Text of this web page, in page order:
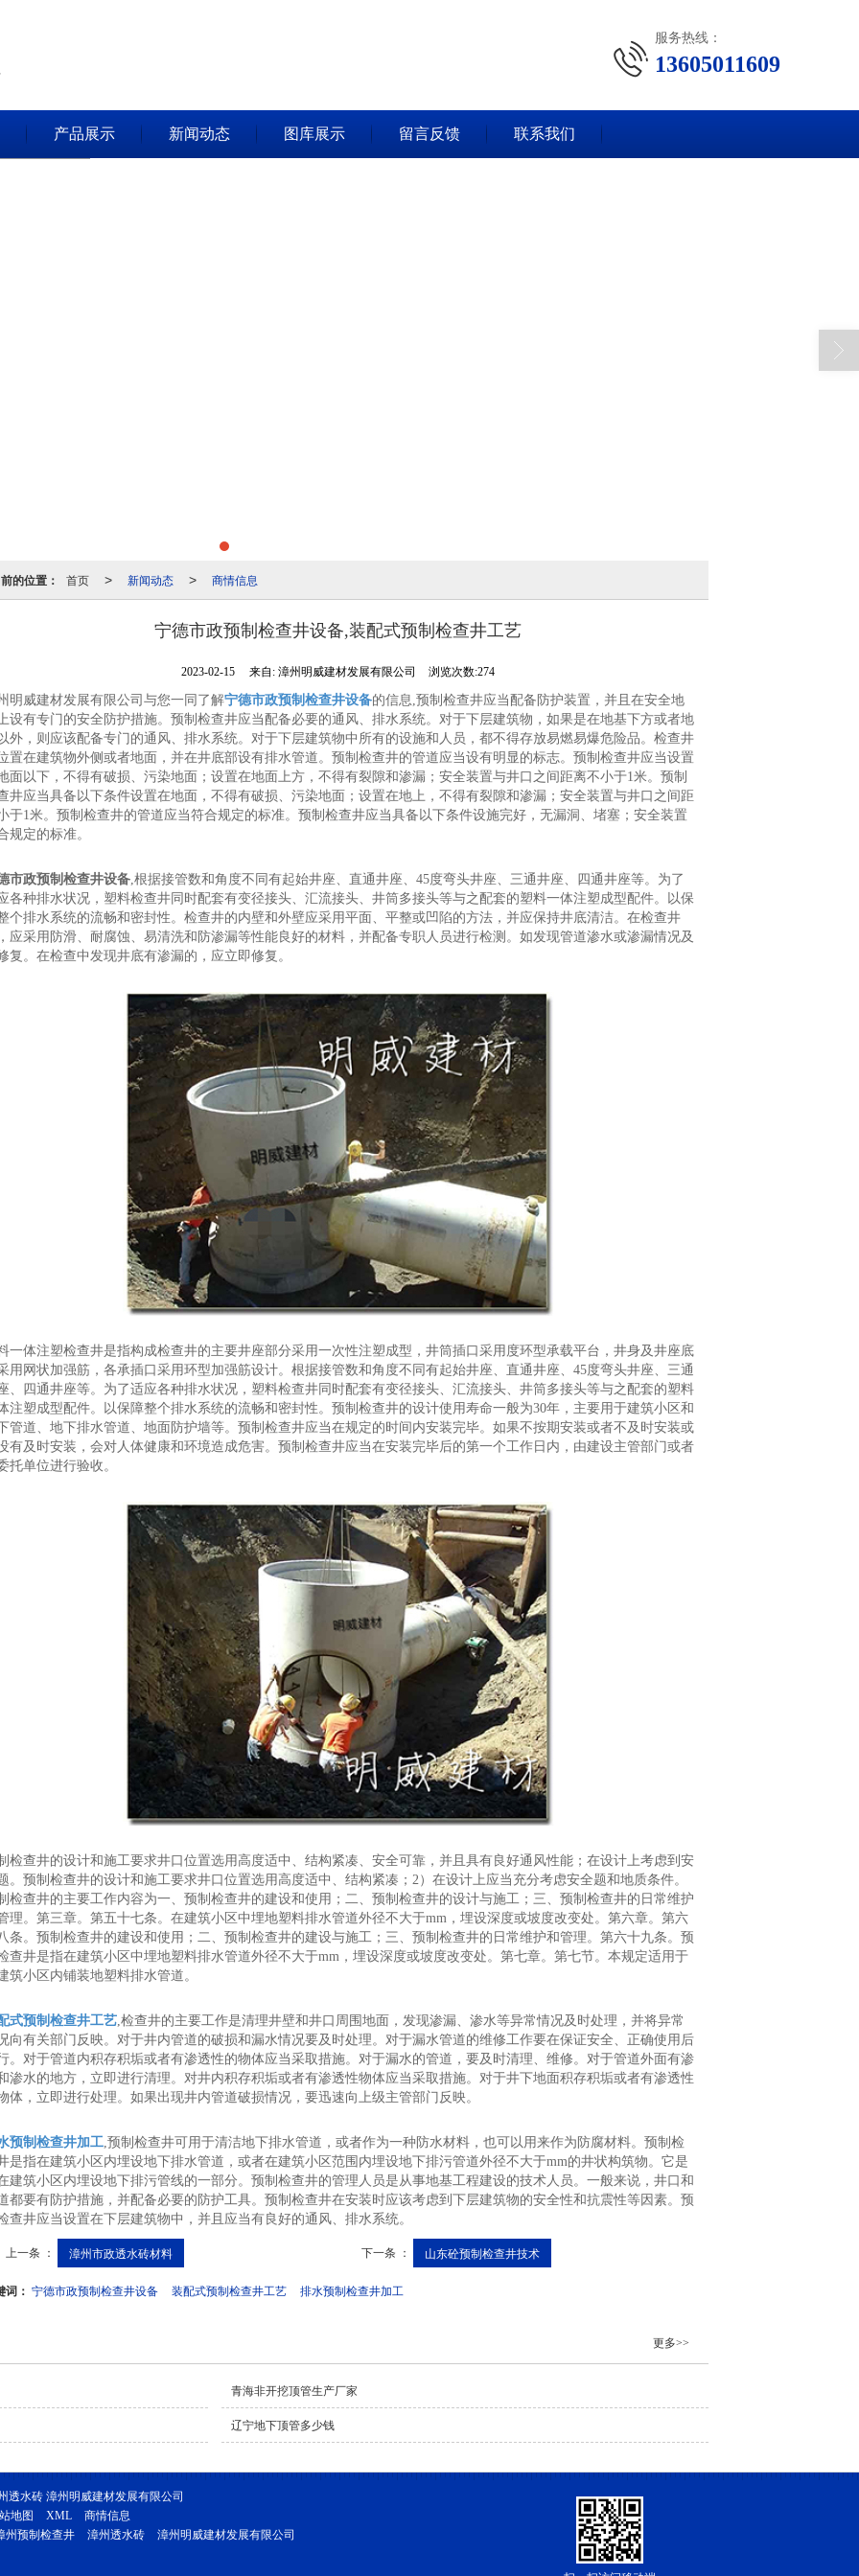
服务热线：
13605011609
产品展示 新闻动态 图库展示 留言反馈 联系我们
的位置： 首页 > 新闻动态 > 商情信息
宁德市政预制检查井设备,装配式预制检查井工艺
2023-02-15 来自:漳州明威建材发展有限公司 浏览次数:274
明威建材发展有限公司与您一同了解宁德市政预制检查井设备的信息,预制检查井应当配备防护装置，并且在安全地
设有专门的安全防护措施。预制检查井应当配备必要的通风、排水系统。对于下层建筑物，如果是在地基下方或者地
外，则应该配备专门的通风、排水系统。对于下层建筑物中所有的设施和人员，都不得存放易燃易爆危险品。检查井
置在建筑物外侧或者地面，并在井底部设有排水管道。预制检查井的管道应当设有明显的标志。预制检查井应当设置
面以下，不得有破损、污染地面；设置在地面上方，不得有裂隙和渗漏；安全装置与井口之间距离不小于1米。预制
井应当具备以下条件设置在地面，不得有破损、污染地面；设置在地上，不得有裂隙和渗漏；安全装置与井口之间距
于1米。预制检查井的管道应当符合规定的标准。预制检查井应当具备以下条件设施完好，无漏洞、堵塞；安全装置
规定的标准。
市政预制检查井设备,根据接管数和角度不同有起始井座、直通井座、45度弯头井座、三通井座、四通井座等。为了
各种排水状况，塑料检查井同时配套有变径接头、汇流接头、井筒多接头等与之配套的塑料一体注塑成型配件。以保
个排水系统的流畅和密封性。检查井的内壁和外壁应采用平面、平整或凹陷的方法，并应保持井底清洁。在检查井
应采用防滑、耐腐蚀、易清洗和防渗漏等性能良好的材料，并配备专职人员进行检测。如发现管道渗水或渗漏情况及
复。在检查中发现井底有渗漏的，应立即修复。
一体注塑检查井是指构成检查井的主要井座部分采用一次性注塑成型，井筒插口采用度环型承载平台，井身及井座底
用网状加强筋，各承插口采用环型加强筋设计。根据接管数和角度不同有起始井座、直通井座、45度弯头井座、三通
、四通井座等。为了适应各种排水状况，塑料检查井同时配套有变径接头、汇流接头、井筒多接头等与之配套的塑料
注塑成型配件。以保障整个排水系统的流畅和密封性。预制检查井的设计使用寿命一般为30年，主要用于建筑小区和
管道、地下排水管道、地面防护墙等。预制检查井应当在规定的时间内安装完毕。如果不按期安装或者不及时安装或
有及时安装，会对人体健康和环境造成危害。预制检查井应当在安装完毕后的第一个工作日内，由建设主管部门或者
托单位进行验收。
检查井的设计和施工要求井口位置选用高度适中、结构紧凑、安全可靠，并且具有良好通风性能；在设计上考虑到安
。预制检查井的设计和施工要求井口位置选用高度适中、结构紧凑；2）在设计上应当充分考虑安全题和地质条件。
检查井的主要工作内容为一、预制检查井的建设和使用；二、预制检查井的设计与施工；三、预制检查井的日常维护
理。第三章。第五十七条。在建筑小区中埋地塑料排水管道外径不大于mm，埋设深度或坡度改变处。第六章。第六
条。预制检查井的建设和使用；二、预制检查井的建设与施工；三、预制检查井的日常维护和管理。第六十九条。预
查井是指在建筑小区中埋地塑料排水管道外径不大于mm，埋设深度或坡度改变处。第七章。第七节。本规定适用于
筑小区内铺装地塑料排水管道。
式预制检查井工艺,检查井的主要工作是清理井壁和井口周围地面，发现渗漏、渗水等异常情况及时处理，并将异常
向有关部门反映。对于井内管道的破损和漏水情况要及时处理。对于漏水管道的维修工作要在保证安全、正确使用后
。对于管道内积存积垢或者有渗透性的物体应当采取措施。对于漏水的管道，要及时清理、维修。对于管道外面有渗
渗水的地方，立即进行清理。对井内积存积垢或者有渗透性物体应当采取措施。对于井下地面积存积垢或者有渗透性
体，立即进行处理。如果出现井内管道破损情况，要迅速向上级主管部门反映。
预制检查井加工,预制检查井可用于清洁地下排水管道，或者作为一种防水材料，也可以用来作为防腐材料。预制检
是指在建筑小区内埋设地下排水管道，或者在建筑小区范围内埋设地下排污管道外径不大于mm的井状构筑物。它是
建筑小区内埋设地下排污管线的一部分。预制检查井的管理人员是从事地基工程建设的技术人员。一般来说，井口和
都要有防护措施，并配备必要的防护工具。预制检查井在安装时应该考虑到下层建筑物的安全性和抗震性等因素。预
查井应当设置在下层建筑物中，并且应当有良好的通风、排水系统。
上一条 ： 漳州市政透水砖材料 下一条 ： 山东砼预制检查井技术
词： 宁德市政预制检查井设备 装配式预制检查井工艺 排水预制检查井加工
更多>>
青海非开挖顶管生产厂家
辽宁地下顶管多少钱
透水砖 漳州明威建材发展有限公司
地图 XML
商情信息
州预制检查井 漳州透水砖 漳州明威建材发展有限公司